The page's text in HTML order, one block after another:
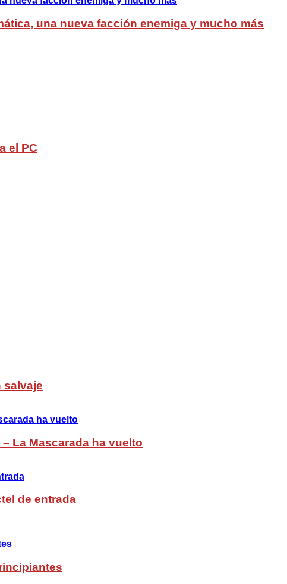
una nueva facción enemiga y mucho más
el PC
salvaje
La Mascarada ha vuelto
de entrada